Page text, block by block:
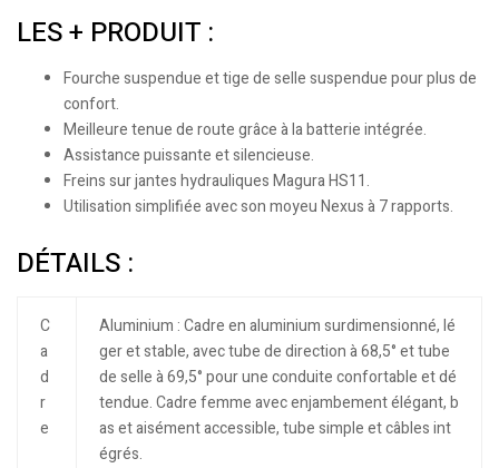
LES + PRODUIT :
Fourche suspendue et tige de selle suspendue pour plus de
confort.
Meilleure tenue de route grâce à la batterie intégrée.
Assistance puissante et silencieuse.
Freins sur jantes hydrauliques Magura HS11.
Utilisation simplifiée avec son moyeu Nexus à 7 rapports.
DÉTAILS :
C
a
d
r
e
Aluminium : Cadre en aluminium surdimensionné, lé
ger et stable, avec tube de direction à 68,5° et tube
de selle à 69,5° pour une conduite confortable et dé
tendue. Cadre femme avec enjambement élégant, b
as et aisément accessible, tube simple et câbles int
égrés.